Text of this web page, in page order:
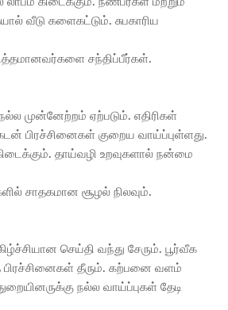
வீடு களைகட்டும். சுபகாரிய
சந்திப்பீர்கள்.
முன்னேற்றம் ஏற்படும். எதிரிகள்
பிரச்சினைகள் குறைய வாய்ப்புள்ளது.
தாய்வழி உறவுகளால் நன்மை
சாதகமான சூழல் நிலவும்.
செய்தி வந்து சேரும். பூர்வீக
பிரச்சினைகள் தீரும். கற்பனை வளம்
நல்ல வாய்ப்புகள் தேடி